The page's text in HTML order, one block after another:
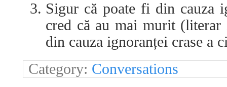
Sigur că poate fi din cauza
cred că au mai murit
din cauza ignoranței crase a
Category: Conversations